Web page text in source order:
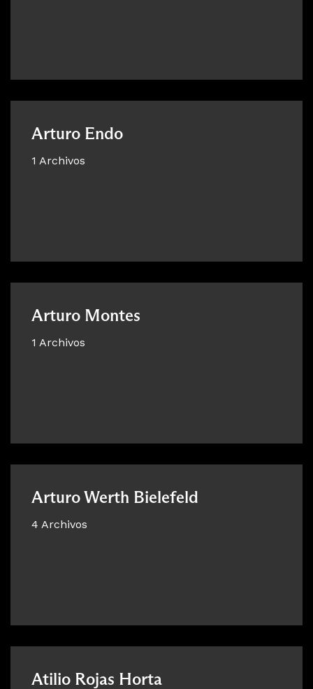
Arturo Endo
1 Archivos
Arturo Montes
1 Archivos
Arturo Werth Bielefeld
4 Archivos
Atilio Rojas Horta